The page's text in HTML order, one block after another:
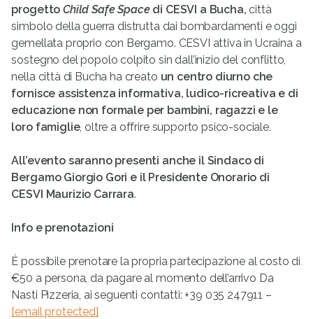
progettoChild Safe Spacedi CESVI a Bucha, città
simbolo della guerra distrutta dai bombardamenti e oggi
gemellata proprio con Bergamo. CESVI attiva in Ucraina a
sostegno del popolo colpito sin dall’inizio del conflitto,
nella città di Bucha ha creato un centro diurno che
fornisce assistenza informativa, ludico-ricreativa e di
educazione non formale per bambini, ragazzi e le
loro famiglie, oltre a offrire supporto psico-sociale.
All’evento saranno presenti anche il Sindaco di
Bergamo Giorgio Gori e il Presidente Onorario di
CESVI Maurizio Carrara.
Info e prenotazioni
È possibile prenotare la propria partecipazione al costo di
€50 a persona, da pagare al momento dell’arrivo Da
Nasti Pizzeria, ai seguenti contatti: +39 035 247911 –
[email protected]